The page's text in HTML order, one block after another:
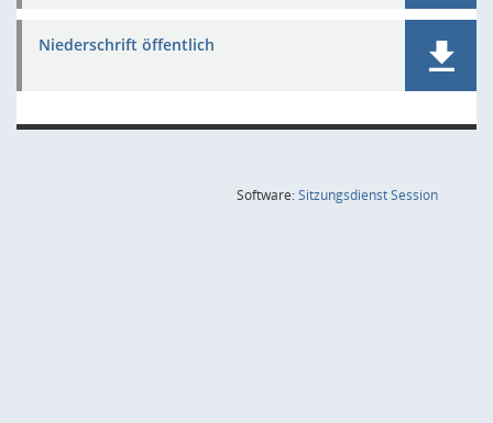
Niederschrift öffentlich
Software:SitzungsdienstSession(Wird in